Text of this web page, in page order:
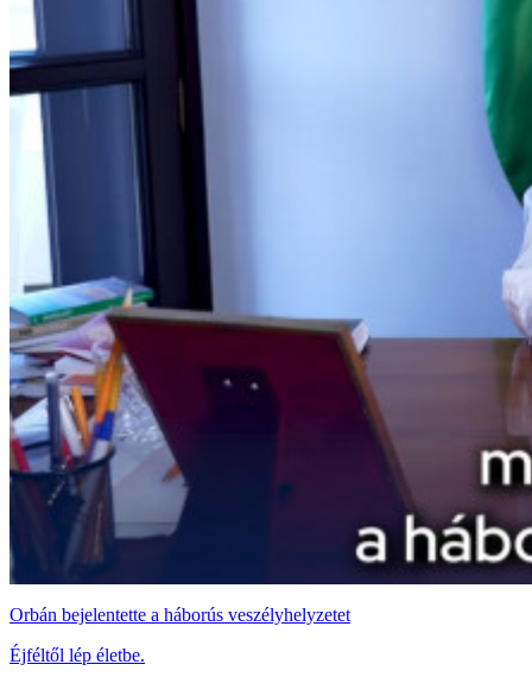
Orbán bejelentette a háborús veszélyhelyzetet
Éjféltől lép életbe.